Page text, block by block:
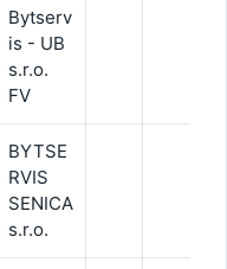
Bytserv
is - UB
s.r.o.
FV
BYTSE
RVIS
SENICA
s.r.o.